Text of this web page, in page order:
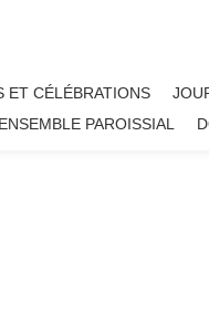
ET CÉLÉBRATIONS
PAROISSIAL